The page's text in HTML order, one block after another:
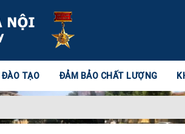
ĐÀO TẠO ĐẢM BẢO CHẤT LƯỢNG